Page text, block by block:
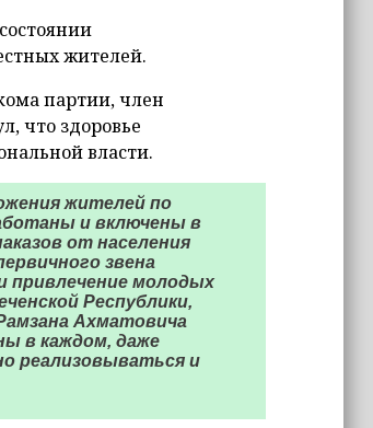
жителей.
партии, член
что здоровье
власти.
жителей по
и включены в
от населения
звена
привлечение молодых
Республики,
Ахматовича
в каждом, даже
реализовываться и